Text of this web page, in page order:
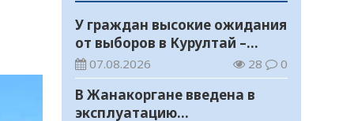
У граждан высокие ожидания
от выборов в Курултай –
опрос общественного мнения
07.08.2026 28 0
В Жанакоргане введена в
эксплуатацию